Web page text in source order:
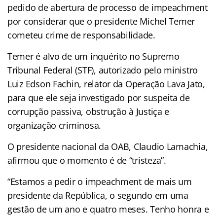
pedido de abertura de processo de impeachment
por considerar que o presidente Michel Temer
cometeu crime de responsabilidade.
Temer é alvo de um inquérito no Supremo
Tribunal Federal (STF), autorizado pelo ministro
Luiz Edson Fachin, relator da Operação Lava Jato,
para que ele seja investigado por suspeita de
corrupção passiva, obstrução à Justiça e
organização criminosa.
O presidente nacional da OAB, Claudio Lamachia,
afirmou que o momento é de “tristeza”.
“Estamos a pedir o impeachment de mais um
presidente da República, o segundo em uma
gestão de um ano e quatro meses. Tenho honra e